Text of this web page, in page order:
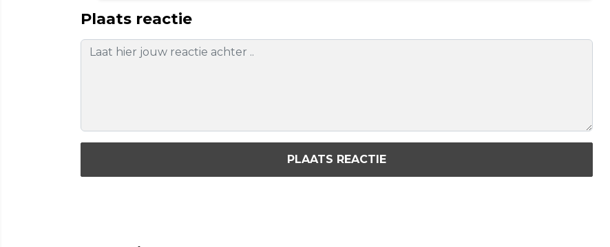
Plaats reactie
PLAATS REACTIE